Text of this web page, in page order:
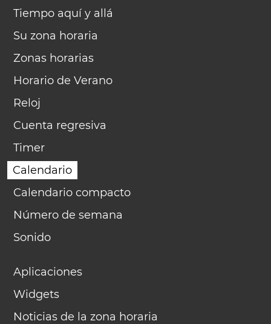
Tiempo aquí y allá
Su zona horaria
Zonas horarias
Horario de Verano
Reloj
Cuenta regresiva
Timer
Calendario
Calendario compacto
Número de semana
Sonido
Aplicaciones
Widgets
Noticias de la zona horaria